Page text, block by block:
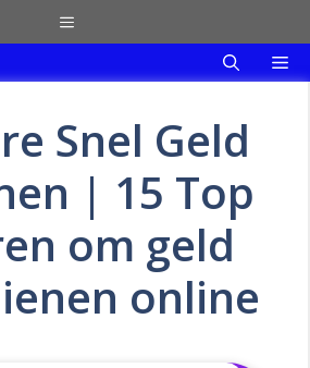
Menu
Snel Geld
| 15 Top
om geld
online